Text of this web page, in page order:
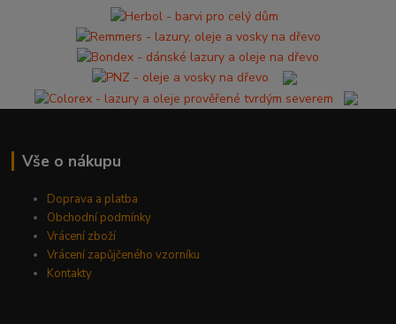
Vše o nákupu
Doprava a platba
Obchodní podmínky
Vrácení zboží
Vrácení zapůjčeného vzorníku
Kontakty